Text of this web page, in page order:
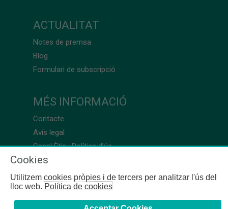
ACTUALITAT
Notes de premsa
Blog
Formulari de subscripció
MÉS INFORMACIÓ
Contacte
Avís legal
Canal Ètic i Política d’ús
Cookies
Utilitzem cookies pròpies i de tercers per analitzar l'ús del
lloc web.Política de cookies